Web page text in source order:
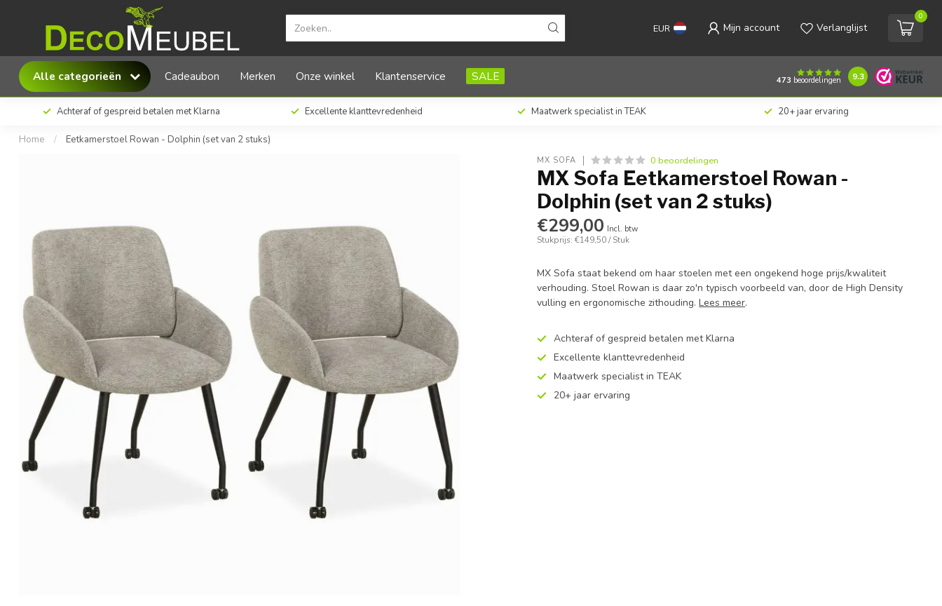
EUR Mijn account Verlanglijst
0
Alle categorieën Cadeaubon Merken Onze winkel Klantenservice SALE 473 beoordelingen 9.3
Achteraf of gespreid betalen met Klarna Excellente klanttevredenheid Maatwerk specialist in TEAK 20+ jaar ervaring
Home / Eetkamerstoel Rowan - Dolphin (set van 2 stuks)
MX Sofa Eetkamerstoel Rowan - Dolphin (set van 2 stuks)
MX SOFA 0 beoordelingen
MX Sofa Eetkamerstoel Rowan -
Dolphin (set van 2 stuks)
€299,00 Incl. btw
Stukprijs: €149,50 / Stuk
MX Sofa staat bekend om haar stoelen met een ongekend hoge prijs/kwaliteit
verhouding. Stoel Rowan is daar zo'n typisch voorbeeld van, door de High Density
vulling en ergonomische zithouding.Lees meer.
Achteraf of gespreid betalen met Klarna
Excellente klanttevredenheid
Maatwerk specialist in TEAK
20+ jaar ervaring